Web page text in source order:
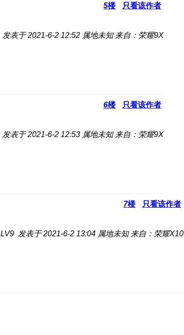
5楼 只看该作者
发表于 2021-6-2 12:52 属地未知 来自：荣耀9X
6楼 只看该作者
发表于 2021-6-2 12:53 属地未知 来自：荣耀9X
7楼 只看该作者
LV9 发表于 2021-6-2 13:04 属地未知 来自：荣耀X10